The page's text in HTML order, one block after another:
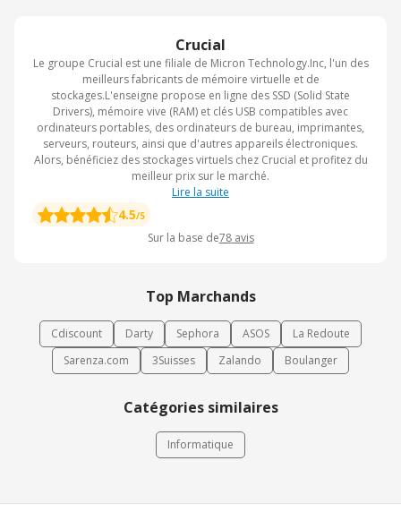
Crucial
Le groupe Crucial est une filiale de Micron Technology.Inc, l'un des
meilleurs fabricants de mémoire virtuelle et de
stockages.L'enseigne propose en ligne des SSD (Solid State
Drivers), mémoire vive (RAM) et clés USB compatibles avec
ordinateurs portables, des ordinateurs de bureau, imprimantes,
serveurs, routeurs, ainsi que d'autres appareils électroniques.
Alors, bénéficiez des stockages virtuels chez Crucial et profitez du
meilleur prix sur le marché.
Lire la suite
4.5/5
Sur la base de78 avis
Top Marchands
Cdiscount Darty Sephora ASOS
La Redoute
Sarenza.com
3Suisses Zalando Boulanger
Catégories similaires
Informatique